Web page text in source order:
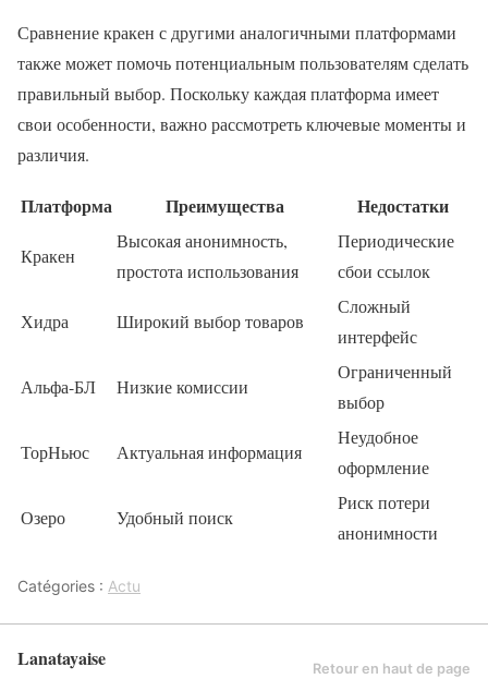
Сравнение кракен с другими аналогичными платформами
также может помочь потенциальным пользователям сделать
правильный выбор. Поскольку каждая платформа имеет
свои особенности, важно рассмотреть ключевые моменты и
различия.
Платформа Преимущества Недостатки
Кракен
Высокая анонимность,
простота использования
Периодические
сбои ссылок
Хидра Широкий выбор товаров
Сложный
интерфейс
Альфа-БЛ Низкие комиссии
Ограниченный
выбор
ТорНьюс Актуальная информация
Неудобное
оформление
Озеро Удобный поиск
Риск потери
анонимности
Catégories : Actu
Lanatayaise Retour en haut de page